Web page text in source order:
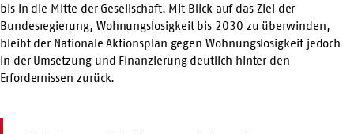
bis in die Mitte der Gesellschaft. Mit Blick auf das Ziel der
Bundesregierung, Wohnungslosigkeit bis 2030 zu überwinden,
bleibt der Nationale Aktionsplan gegen Wohnungslosigkeit jedoch
in der Umsetzung und Finanzierung deutlich hinter den
Erfordernissen zurück.